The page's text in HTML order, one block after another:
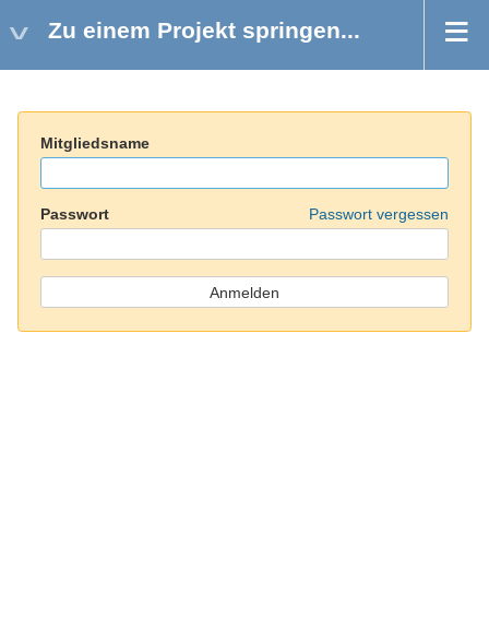
Zu einem Projekt springen...
Mitgliedsname
Passwort Passwort vergessen